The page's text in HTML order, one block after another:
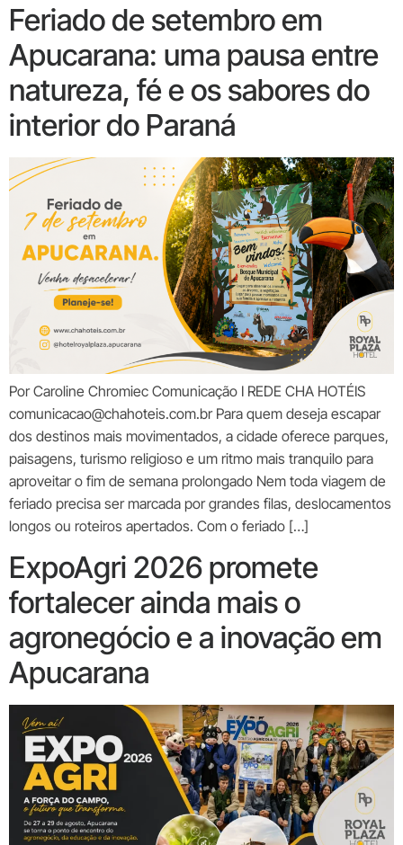
Feriado de setembro em
Apucarana: uma pausa entre
natureza, fé e os sabores do
interior do Paraná
Por Caroline Chromiec Comunicação I REDE CHA HOTÉIS
comunicacao@chahoteis.com.br Para quem deseja escapar
dos destinos mais movimentados, a cidade oferece parques,
paisagens, turismo religioso e um ritmo mais tranquilo para
aproveitar o fim de semana prolongado Nem toda viagem de
feriado precisa ser marcada por grandes filas, deslocamentos
longos ou roteiros apertados. Com o feriado […]
ExpoAgri 2026 promete
fortalecer ainda mais o
agronegócio e a inovação em
Apucarana